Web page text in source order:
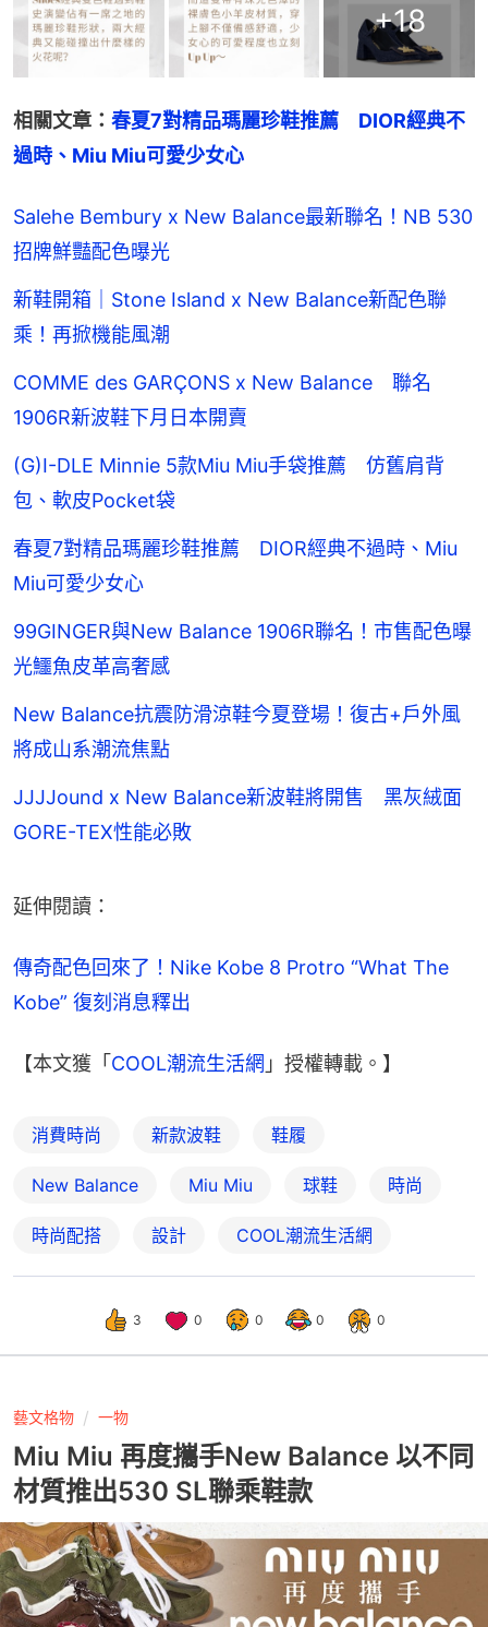
+18
相關文章： 春夏7對精品瑪麗珍鞋推薦　DIOR經典不
過時、Miu Miu可愛少女心
Salehe Bembury x New Balance最新聯名！NB 530
招牌鮮豔配色曝光
新鞋開箱｜Stone Island x New Balance新配色聯
乘！再掀機能風潮
COMME des GARÇONS x New Balance 聯名
1906R新波鞋下月日本開賣
(G)I-DLE Minnie 5款Miu Miu手袋推薦 仿舊肩背
包、軟皮Pocket袋
春夏7對精品瑪麗珍鞋推薦 DIOR經典不過時、Miu
Miu可愛少女心
99GINGER與New Balance 1906R聯名！市售配色曝
光鱷魚皮革高奢感
New Balance抗震防滑涼鞋今夏登場！復古+戶外風
將成山系潮流焦點
JJJJound x New Balance新波鞋將開售 黑灰絨面
GORE-TEX性能必敗
延伸閱讀：
傳奇配色回來了！Nike Kobe 8 Protro “What The
Kobe” 復刻消息釋出
【本文獲「 COOL潮流生活網 」授權轉載。】
消費時尚 新款波鞋 鞋履
New Balance Miu Miu 球鞋 時尚
時尚配搭 設計 COOL潮流生活網
3 0 0 0 0
藝文格物 一物
Miu Miu 再度攜手New Balance 以不同
材質推出530 SL聯乘鞋款